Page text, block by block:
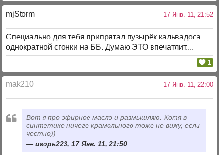
mjStоrm 17 Янв. 11, 21:52
Специально для тебя припрятал пузырёк кальвадоса
однократной сгонки на ББ. Думаю ЭТО впечатлит....
1
mak210 17 Янв. 11, 22:00
Вот я про эфирное масло и размышляю. Хотя в
синтетике ничего крамольного тоже не вижу, если
честно))
игорь223, 17 Янв. 11, 21:50